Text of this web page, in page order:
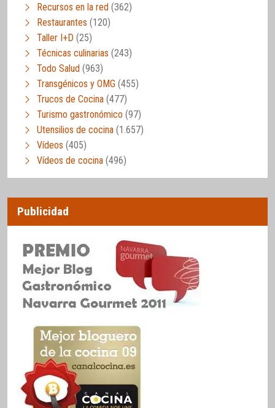
Recursos en la red (362)
Restaurantes (120)
Taller I+D (25)
Técnicas culinarias (243)
Todo Salud (963)
Transgénicos y OMG (455)
Trucos de Cocina (477)
Turismo gastronómico (97)
Utensilios de cocina (1.657)
Vídeos (405)
Vídeos de cocina (496)
Publicidad